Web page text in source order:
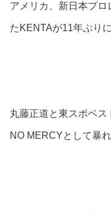
アメリカ、新日本プロ
たKENTAが11年ぶり
丸藤正道と東スポベス
NO MERCYとして暴